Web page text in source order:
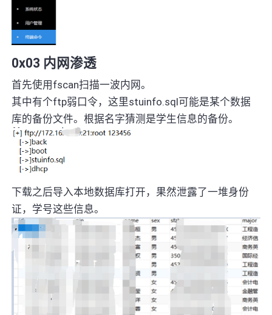
0x03 内网渗透
首先使用fscan扫描一波内网。
其中有个ftp弱口令，这里stuinfo.sql可能是某个数据
库的备份文件。根据名字猜测是学生信息的备份。
下载之后导入本地数据库打开，果然泄露了一堆身份
证，学号这些信息。